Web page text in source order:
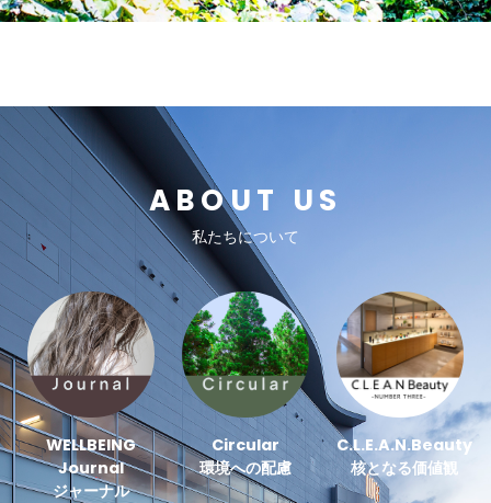
ABOUT US
私たちについて
WELLBEING
Journal
ジャーナル
Circular
環境への配慮
C.L.E.A.N.Beauty
核となる価値観